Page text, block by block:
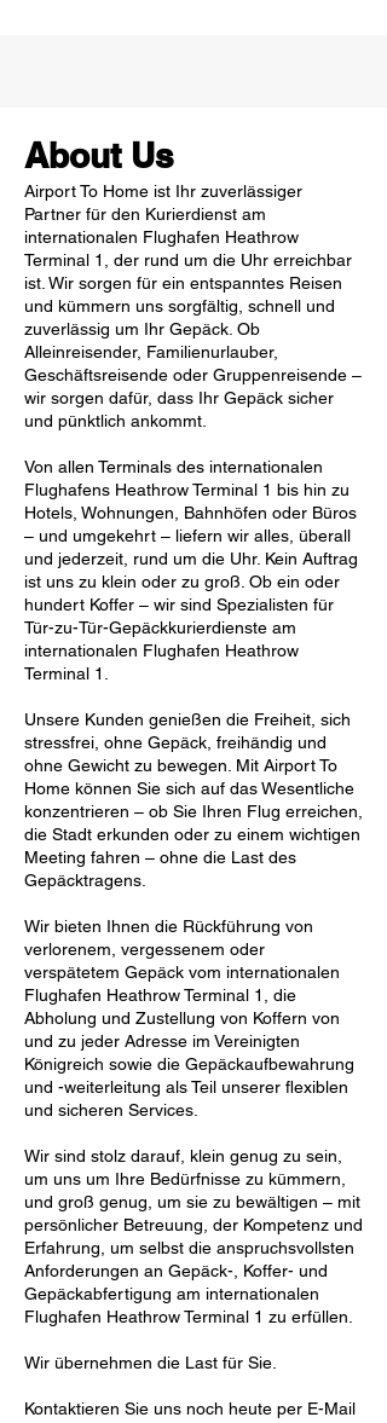
About Us
Airport To Home ist Ihr zuverlässiger
Partner für den Kurierdienst am
internationalen Flughafen Heathrow
Terminal 1, der rund um die Uhr erreichbar
ist. Wir sorgen für ein entspanntes Reisen
und kümmern uns sorgfältig, schnell und
zuverlässig um Ihr Gepäck. Ob
Alleinreisender, Familienurlauber,
Geschäftsreisende oder Gruppenreisende –
wir sorgen dafür, dass Ihr Gepäck sicher
und pünktlich ankommt.
Von allen Terminals des internationalen
Flughafens Heathrow Terminal 1 bis hin zu
Hotels, Wohnungen, Bahnhöfen oder Büros
– und umgekehrt – liefern wir alles, überall
und jederzeit, rund um die Uhr. Kein Auftrag
ist uns zu klein oder zu groß. Ob ein oder
hundert Koffer – wir sind Spezialisten für
Tür-zu-Tür-Gepäckkurierdienste am
internationalen Flughafen Heathrow
Terminal 1.
Unsere Kunden genießen die Freiheit, sich
stressfrei, ohne Gepäck, freihändig und
ohne Gewicht zu bewegen. Mit Airport To
Home können Sie sich auf das Wesentliche
konzentrieren – ob Sie Ihren Flug erreichen,
die Stadt erkunden oder zu einem wichtigen
Meeting fahren – ohne die Last des
Gepäcktragens.
Wir bieten Ihnen die Rückführung von
verlorenem, vergessenem oder
verspätetem Gepäck vom internationalen
Flughafen Heathrow Terminal 1, die
Abholung und Zustellung von Koffern von
und zu jeder Adresse im Vereinigten
Königreich sowie die Gepäckaufbewahrung
und -weiterleitung als Teil unserer flexiblen
und sicheren Services.
Wir sind stolz darauf, klein genug zu sein,
um uns um Ihre Bedürfnisse zu kümmern,
und groß genug, um sie zu bewältigen – mit
persönlicher Betreuung, der Kompetenz und
Erfahrung, um selbst die anspruchsvollsten
Anforderungen an Gepäck-, Koffer- und
Gepäckabfertigung am internationalen
Flughafen Heathrow Terminal 1 zu erfüllen.
Wir übernehmen die Last für Sie.
Kontaktieren Sie uns noch heute per E-Mail